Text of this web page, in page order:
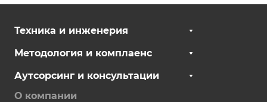
Техника и инженерия
Методология и комплаенс
Аутсорсинг и консультации
О компании